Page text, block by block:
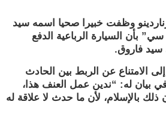
وظفت خبيرا صحيا اسمه سيد
بأن السيارة الرباعية الدفع
فاروق.
الامتناع عن الربط بين الحادث
في بيان له: “ندين عمل العنف هذا،
بالإسلام، لأن ما حدث لا علاقة له